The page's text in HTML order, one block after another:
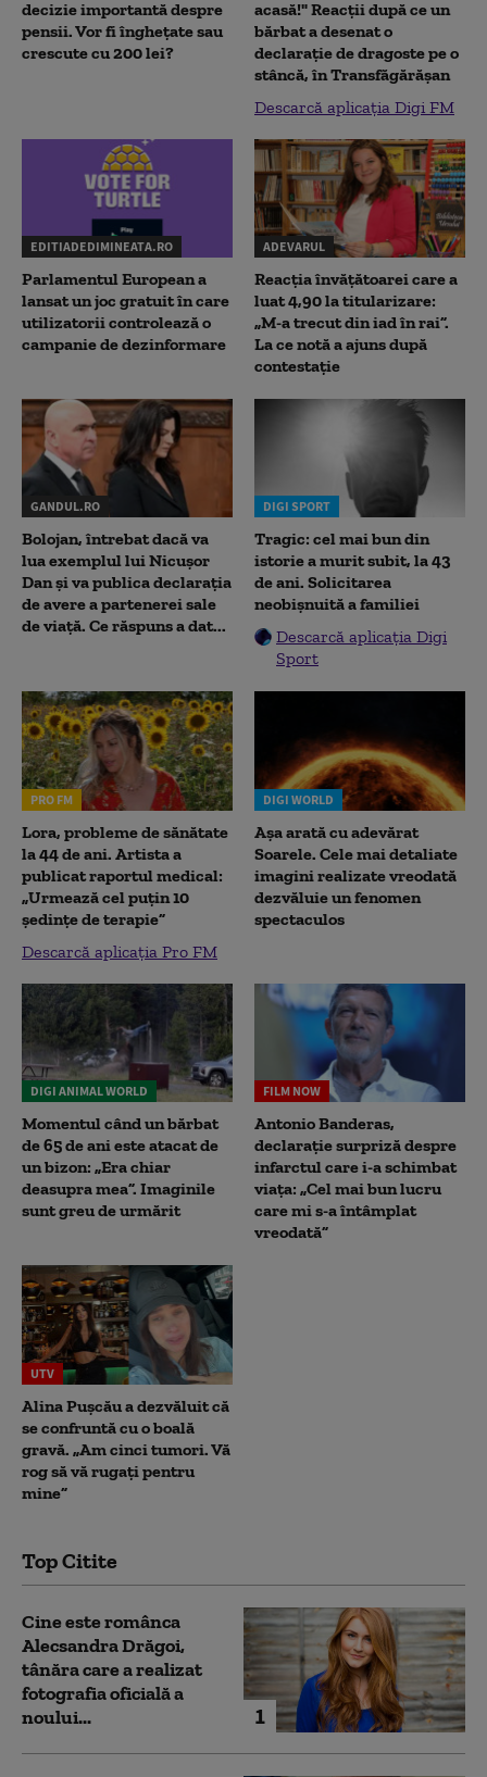
decizie importantă despre
pensii. Vor fi înghețate sau
crescute cu 200 lei?
acasă!" Reacţii după ce un
bărbat a desenat o
declaraţie de dragoste pe o
stâncă, în Transfăgărăşan
Descarcă aplicația Digi FM
EDITIADEDIMINEATA.RO
Parlamentul European a
lansat un joc gratuit în care
utilizatorii controlează o
campanie de dezinformare
ADEVARUL
Reacția învățătoarei care a
luat 4,90 la titularizare:
„M-a trecut din iad în rai”.
La ce notă a ajuns după
contestație
GANDUL.RO
Bolojan, întrebat dacă va
lua exemplul lui Nicușor
Dan și va publica declarația
de avere a partenerei sale
de viață. Ce răspuns a dat...
DIGI SPORT
Tragic: cel mai bun din
istorie a murit subit, la 43
de ani. Solicitarea
neobișnuită a familiei
Descarcă aplicația Digi
Sport
PRO FM
Lora, probleme de sănătate
la 44 de ani. Artista a
publicat raportul medical:
„Urmează cel puțin 10
ședințe de terapie”
Descarcă aplicația Pro FM
DIGI WORLD
Așa arată cu adevărat
Soarele. Cele mai detaliate
imagini realizate vreodată
dezvăluie un fenomen
spectaculos
DIGI ANIMAL WORLD
Momentul când un bărbat
de 65 de ani este atacat de
un bizon: „Era chiar
deasupra mea”. Imaginile
sunt greu de urmărit
FILM NOW
Antonio Banderas,
declarație surpriză despre
infarctul care i-a schimbat
viața: „Cel mai bun lucru
care mi s-a întâmplat
vreodată”
UTV
Alina Pușcău a dezvăluit că
se confruntă cu o boală
gravă. „Am cinci tumori. Vă
rog să vă rugați pentru
mine”
Top Citite
1
Cine este românca
Alecsandra Drăgoi,
tânăra care a realizat
fotografia oficială a
noului...